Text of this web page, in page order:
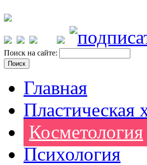
Поиск на сайте:
Главная
Пластическая
Косметология
Психология